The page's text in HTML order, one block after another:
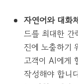
자연어와 대화
드를 최대한 간
진에 노출하기
고객이 AI에게
작성해야 합니